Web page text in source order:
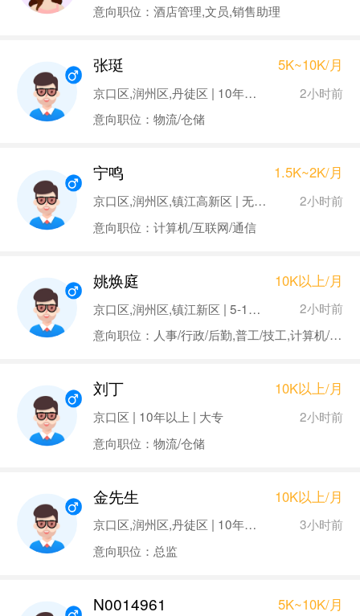
意向职位：酒店管理,文员,销售助理
张珽 5K~10K/月
京口区,润州区,丹徒区 | 10年以上 | 大专
2小时前
意向职位：物流/仓储
宁鸣 1.5K~2K/月
京口区,润州区,镇江高新区 | 无经验 | 大专
2小时前
意向职位：计算机/互联网/通信
姚焕庭 10K以上/月
京口区,润州区,镇江新区 | 5-10年 | 本科
2小时前
意向职位：人事/行政/后勤,普工/技工,计算机/互联网/通信,建筑
刘丁 10K以上/月
京口区 | 10年以上 | 大专
2小时前
意向职位：物流/仓储
金先生 10K以上/月
京口区,润州区,丹徒区 | 10年以上 | 大专
3小时前
意向职位：总监
N0014961 5K~10K/月